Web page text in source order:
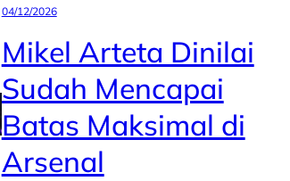
04/12/2026
Mikel Arteta Dinilai
Sudah Mencapai
Batas Maksimal di
Arsenal